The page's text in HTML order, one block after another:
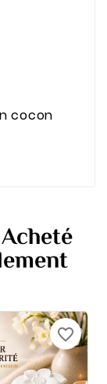
cocon
favorite_border